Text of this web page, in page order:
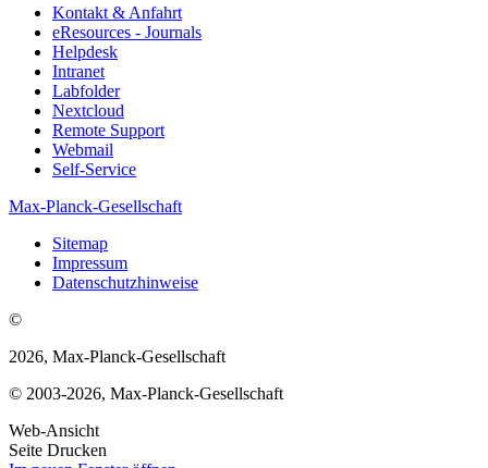
Kontakt & Anfahrt
eResources - Journals
Helpdesk
Intranet
Labfolder
Nextcloud
Remote Support
Webmail
Self-Service
Max-Planck-Gesellschaft
Sitemap
Impressum
Datenschutzhinweise
©
2026, Max-Planck-Gesellschaft
© 2003-2026, Max-Planck-Gesellschaft
Web-Ansicht
Seite Drucken